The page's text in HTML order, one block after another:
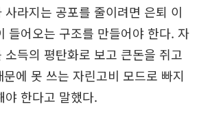
라지는 공포를 줄이려면 은퇴 이
들어오는 구조를 만들어야 한다. 자
소득의 평탄화로 보고 큰돈을 쥐고
문에 못 쓰는 자린고비 모드로 빠지
야 한다고 말했다.